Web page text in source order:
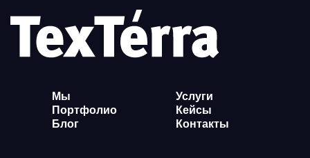
Мы
Услуги
Портфолио
Кейсы
Блог
Контакты